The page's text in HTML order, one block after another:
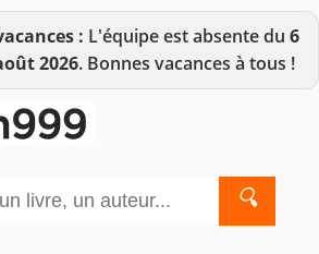
: L'équipe est absente du 6
2026. Bonnes vacances à tous !
🔍